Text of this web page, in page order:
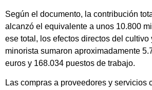
Según el documento, la contribución
alcanzó el equivalente a unos 10.800
ese total, los efectos directos del cultivo
minorista sumaron aproximadamente
euros y 168.034 puestos de trabajo.
Las compras a proveedores y servicios